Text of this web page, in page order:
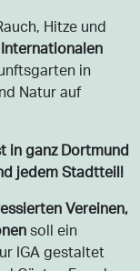
Hitze und
Internationalen
in
Natur auf
in ganz Dortmund
jedem Stadtteil!
Vereinen,
soll ein
IGA gestaltet